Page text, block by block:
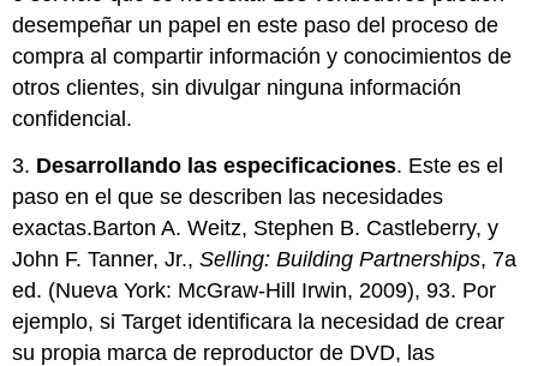
desempeñar un papel en este paso del proceso de
compra al compartir información y conocimientos de
otros clientes, sin divulgar ninguna información
confidencial.
3. Desarrollando las especificaciones. Este es el
paso en el que se describen las necesidades
exactas.Barton A. Weitz, Stephen B. Castleberry, y
John F. Tanner, Jr.,Selling: Building Partnerships, 7a
ed. (Nueva York: McGraw-Hill Irwin, 2009), 93. Por
ejemplo, si Target identificara la necesidad de crear
su propia marca de reproductor de DVD, las